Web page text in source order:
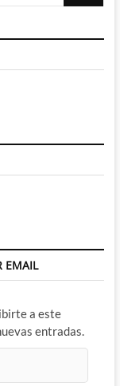
EMAIL
a este
entradas.